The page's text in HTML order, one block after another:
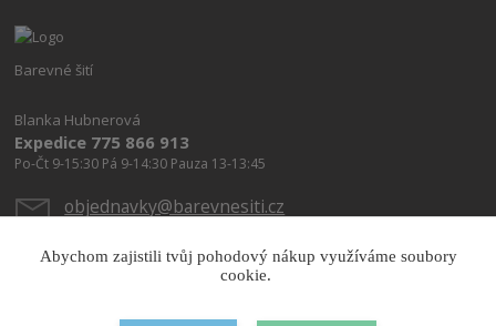
Barevné šití
Blanka Hubnerová
Expedice 775 866 913
Po-Čt 9-15:30 Pá 9-14:30 Pauza 13-13:45
objednavky@barevnesiti.cz
Abychom zajistili tvůj pohodový nákup využíváme soubory
cookie.